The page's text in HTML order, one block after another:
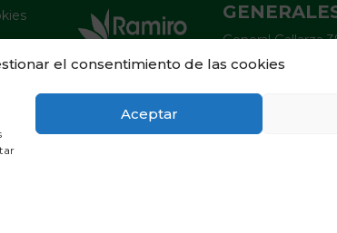
el consentimiento de las cookies
Aceptar
General Gallarza
265000 Calahorra